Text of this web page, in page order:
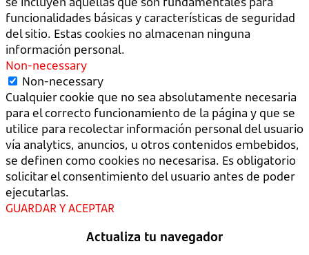
funcionalidades básicas y características de seguridad
del sitio. Estas cookies no almacenan ninguna
información personal.
Non-necessary
Non-necessary
Cualquier cookie que no sea absolutamente necesaria
para el correcto funcionamiento de la página y que se
utilice para recolectar información personal del usuario
vía analytics, anuncios, u otros contenidos embebidos,
se definen como cookies no necesarisa. Es obligatorio
solicitar el consentimiento del usuario antes de poder
ejecutarlas.
GUARDAR Y ACEPTAR
Actualiza tu navegador